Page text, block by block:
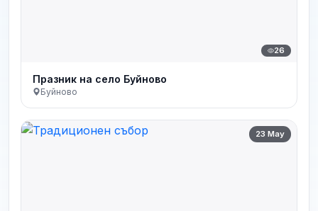
26
Празник на село Буйново
Буйново
23 May